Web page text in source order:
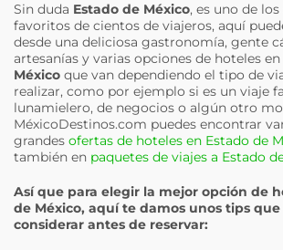
Sin duda Estado de México, es uno de
favoritos de cientos de viajeros, aquí
desde una deliciosa gastronomía, gente
artesanías y varias opciones de hoteles en
México que van dependiendo el tipo de
realizar, como por ejemplo si es un viaje
lunamielero, de negocios o algún otro
MéxicoDestinos.com puedes encontrar
grandes ofertas de hoteles en Estado de
también en paquetes de viajes a Estado
Así que para elegir la mejor opción de
de México, aquí te damos unos tips que
considerar antes de reservar: